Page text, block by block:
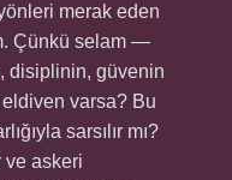
merak eden
Çünkü selam —
disiplinin, güvenin
varsa? Bu
sarsılır mı?
askeri